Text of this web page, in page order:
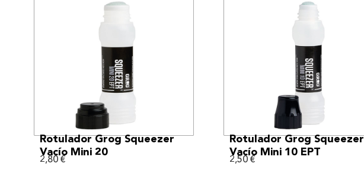
VER MÁS
Rotulador Grog Squeezer
Vacío Mini 20
2,80 €
VER MÁS
Rotulador Grog Squeezer
Vacío Mini 10 EPT
2,50 €